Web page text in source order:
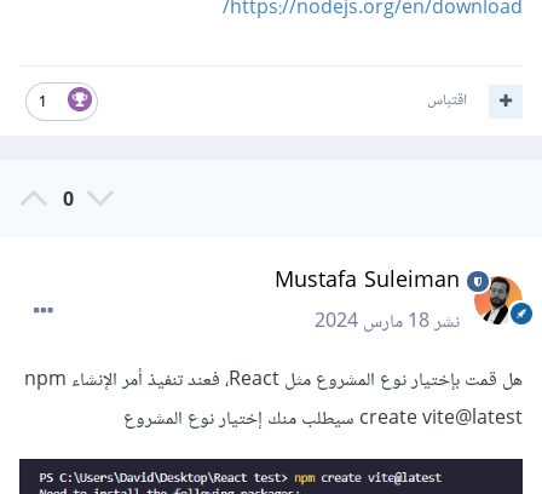
https://nodejs.org/en/download/
1 اقتباس
0
Mustafa Suleiman
نشر18 مارس 2024
هل قمت بإختيار نوع المشروع مثل React، فعند تنفيذ أمر الإنشاء npm
create vite@latest سيطلب منك إختيار نوع المشروع